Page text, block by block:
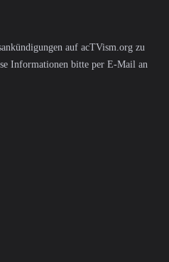
auf acTVism.org zu
Informationen bitte per E-Mail an